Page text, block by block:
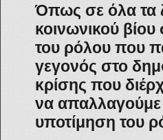
Όπως σε όλα τα
κοινωνικού
του ρόλου που
γεγονός στο
κρίσης που
να
υποτίμηση του